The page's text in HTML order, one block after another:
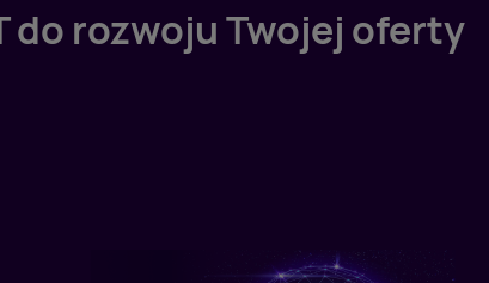
do rozwoju Twojej oferty